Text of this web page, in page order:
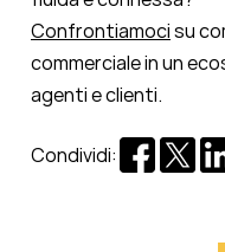
Confrontiamocisu
commerciale in un
agenti e clienti.
Condividi: